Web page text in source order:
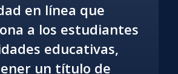
en línea que
a los estudiantes
educativas,
un título de